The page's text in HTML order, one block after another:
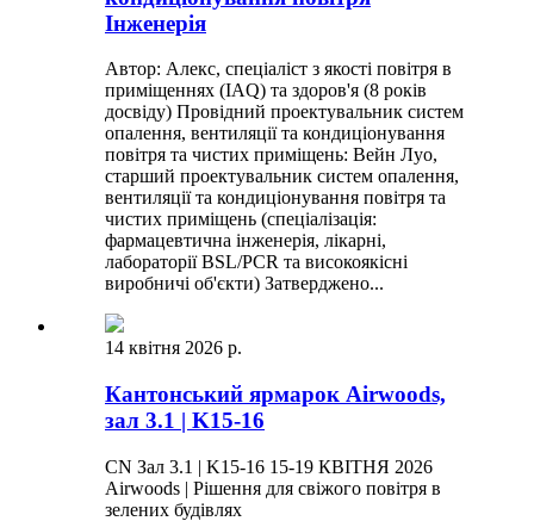
Інженерія
Автор: Алекс, спеціаліст з якості повітря в
приміщеннях (IAQ) та здоров'я (8 років
досвіду) Провідний проектувальник систем
опалення, вентиляції та кондиціонування
повітря та чистих приміщень: Вейн Луо,
старший проектувальник систем опалення,
вентиляції та кондиціонування повітря та
чистих приміщень (спеціалізація:
фармацевтична інженерія, лікарні,
лабораторії BSL/PCR та високоякісні
виробничі об'єкти) Затверджено...
14 квітня 2026 р.
Кантонський ярмарок Airwoods,
зал 3.1 | K15-16
CN Зал 3.1 | K15-16 15-19 КВІТНЯ 2026
Airwoods | Рішення для свіжого повітря в
зелених будівлях